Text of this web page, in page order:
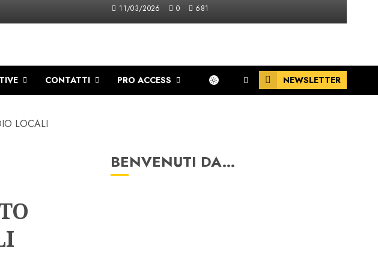
11/03/2026 0 681
CONTATTI PRO ACCESS NEWSLETTER
LOCALI
BENVENUTI DA…